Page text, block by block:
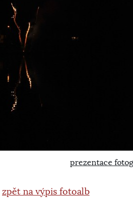
prezentace
zpět na výpis fotoalb